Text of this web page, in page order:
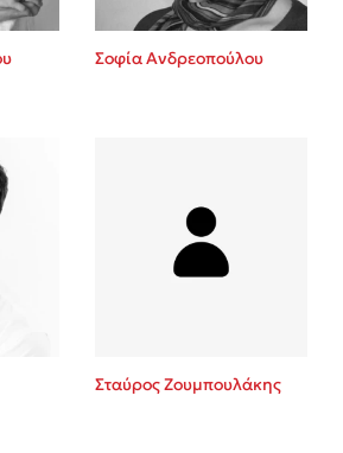
Γλωσσόπουλος
γίγαντας στο σχολείο
Δεληγεώργη
κάτω, μπροστά, πίσω
Σοφία Ανδρεοπούλου
Σταύρος Ζουμπουλάκης